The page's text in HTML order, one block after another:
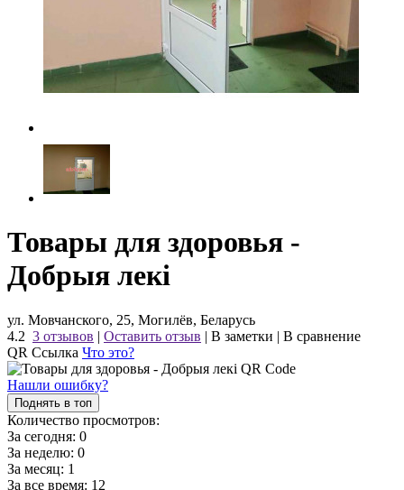
Товары для здоровья -
Добрыя лекi
ул. Мовчанского, 25, Могилёв, Беларусь
4.2 3 отзывов | Оставить отзыв | В заметки | В сравнение
QR Ссылка Что это?
Нашли ошибку?
Поднять в топ
Количество просмотров:
За сегодня: 0
За неделю: 0
За месяц: 1
За все время: 12